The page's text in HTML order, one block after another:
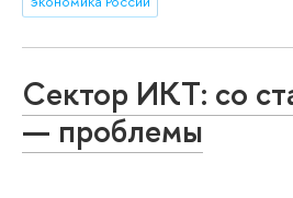
Сектор ИКТ: со
— проблемы